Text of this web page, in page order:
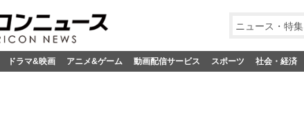
ニュース・特集
ドラマ&映画 アニメ&ゲーム 動画配信サービス スポーツ 社会・経済